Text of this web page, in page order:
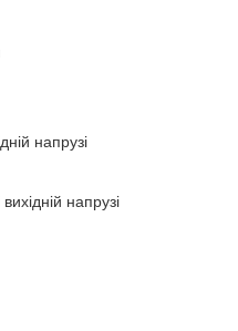
напрузі
напрузі